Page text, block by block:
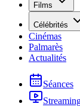
Films
Célébrités
Cinémas
Palmarès
Actualités
Séances